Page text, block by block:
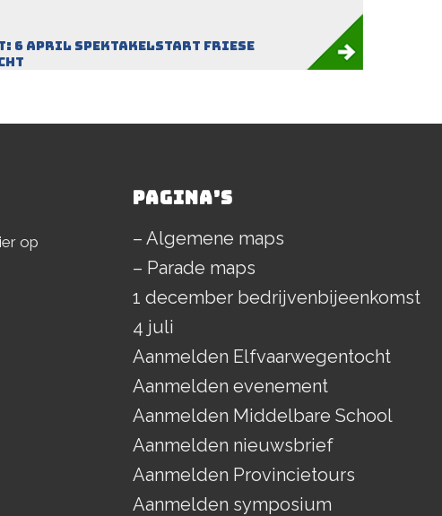
6 april spektakelstart Friese
op
PAGINA’S
– Algemene maps
– Parade maps
1 december bedrijvenbijeenkomst
4 juli
Aanmelden Elfvaarwegentocht
Aanmelden evenement
Aanmelden Middelbare School
Aanmelden nieuwsbrief
Aanmelden Provincietours
Aanmelden symposium